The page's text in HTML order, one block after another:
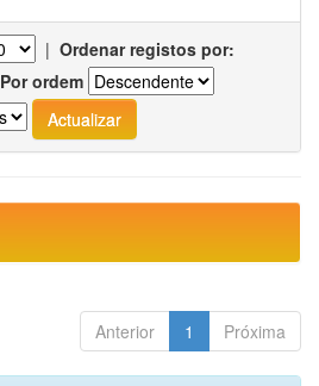
| Ordenar registos por:
Por ordem
Anterior 1 Próxima